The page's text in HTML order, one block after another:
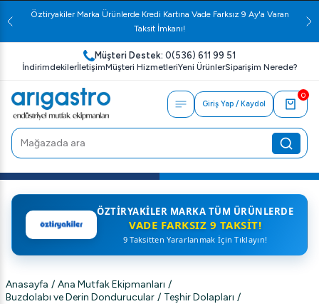
Öztiryakiler Marka Ürünlerde Kredi Kartına Vade Farksız 9 Ay'a Varan
Taksit İmkanı!
Müşteri Destek: 0(536) 611 99 51
İndirimdekilerİletişimMüşteri HizmetleriYeni ÜrünlerSiparişim Nerede?
Giriş Yap / Kaydol
0
ÖZTIRYAKILER MARKA TÜM ÜRÜNLERDE
VADE FARKSIZ 9 TAKSIT!
9 Taksitten Yararlanmak İçin Tıklayın!
Anasayfa / Ana Mutfak Ekipmanları /
Buzdolabı ve Derin Dondurucular / Teşhir Dolapları /